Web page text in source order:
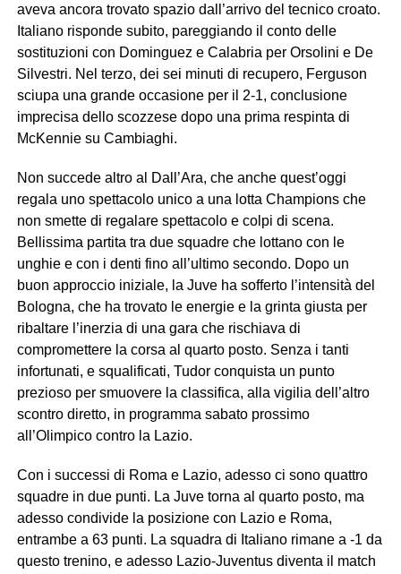
aveva ancora trovato spazio dall’arrivo del tecnico croato.
Italiano risponde subito, pareggiando il conto delle
sostituzioni con Dominguez e Calabria per Orsolini e De
Silvestri. Nel terzo, dei sei minuti di recupero, Ferguson
sciupa una grande occasione per il 2-1, conclusione
imprecisa dello scozzese dopo una prima respinta di
McKennie su Cambiaghi.
Non succede altro al Dall’Ara, che anche quest’oggi
regala uno spettacolo unico a una lotta Champions che
non smette di regalare spettacolo e colpi di scena.
Bellissima partita tra due squadre che lottano con le
unghie e con i denti fino all’ultimo secondo. Dopo un
buon approccio iniziale, la Juve ha sofferto l’intensità del
Bologna, che ha trovato le energie e la grinta giusta per
ribaltare l’inerzia di una gara che rischiava di
compromettere la corsa al quarto posto. Senza i tanti
infortunati, e squalificati, Tudor conquista un punto
prezioso per smuovere la classifica, alla vigilia dell’altro
scontro diretto, in programma sabato prossimo
all’Olimpico contro la Lazio.
Con i successi di Roma e Lazio, adesso ci sono quattro
squadre in due punti. La Juve torna al quarto posto, ma
adesso condivide la posizione con Lazio e Roma,
entrambe a 63 punti. La squadra di Italiano rimane a -1 da
questo trenino, e adesso Lazio-Juventus diventa il match